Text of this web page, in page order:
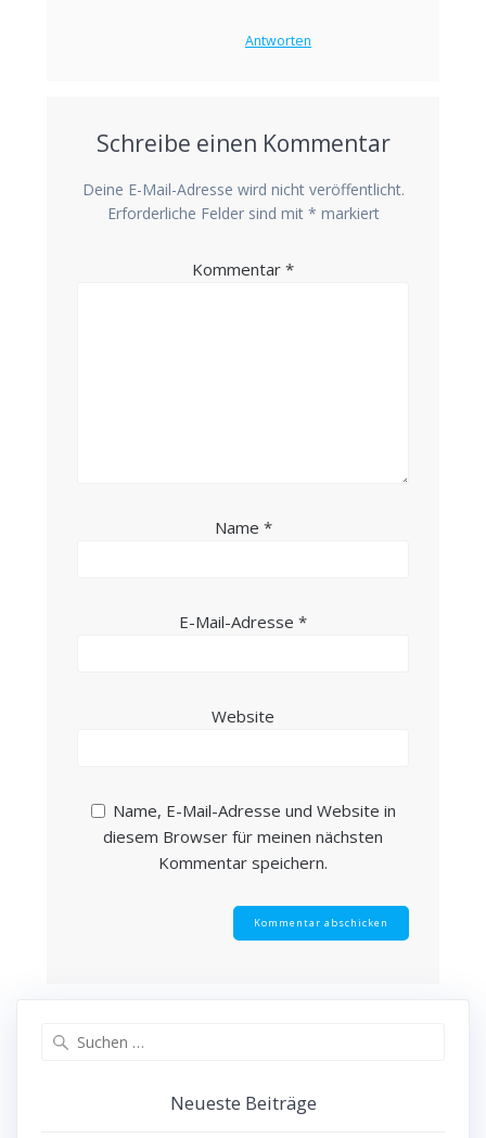
Antworten
Schreibe einen Kommentar
Deine E-Mail-Adresse wird nicht veröffentlicht.
Erforderliche Felder sind mit * markiert
Kommentar *
Name *
E-Mail-Adresse *
Website
Name, E-Mail-Adresse und Website in
diesem Browser für meinen nächsten
Kommentar speichern.
Neueste Beiträge